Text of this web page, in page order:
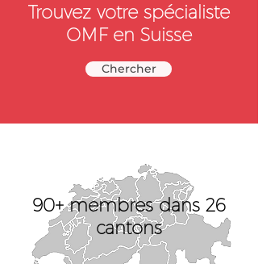
Trouvez votre spécialiste
OMF en Suisse
Chercher
90+ membres dans 26
cantons